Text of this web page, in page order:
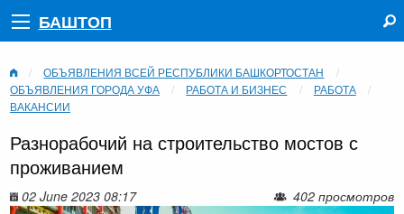
БАШТОП
ОБЪЯВЛЕНИЯ ВСЕЙ РЕСПУБЛИКИ БАШКОРТОСТАН
ОБЪЯВЛЕНИЯ ГОРОДА УФА
РАБОТА И БИЗНЕС
РАБОТА
ВАКАНСИИ
Разнорабочий на строительство мостов с
проживанием
02 June 2023 08:17 402 просмотров